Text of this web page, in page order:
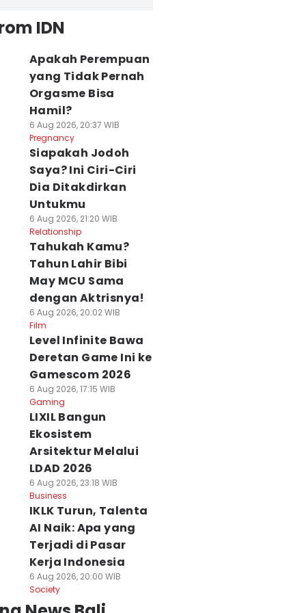
Ide Rak Dinding
Ruangan
Terlihat
Lega
Harga Pangan Bali
Rawit Rp46.590 Per
Kg
News
IDN
Apakah Perempuan
yang Tidak Pernah
Orgasme Bisa
Hamil?
6 Aug 2026, 20:37 WIB
Pregnancy
Siapakah Jodoh
Saya? Ini Ciri-Ciri
Dia Ditakdirkan
Untukmu
6 Aug 2026, 21:20 WIB
Relationship
Tahukah Kamu?
Tahun Lahir Bibi
May MCU Sama
dengan Aktrisnya!
6 Aug 2026, 20:02 WIB
Film
Level Infinite Bawa
Deretan Game Ini ke
Gamescom 2026
6 Aug 2026, 17:15 WIB
Gaming
LIXIL Bangun
Ekosistem
Arsitektur Melalui
LDAD 2026
6 Aug 2026, 23:18 WIB
Business
IKLK Turun, Talenta
AI Naik: Apa yang
Terjadi di Pasar
Kerja Indonesia
6 Aug 2026, 20:00 WIB
Society